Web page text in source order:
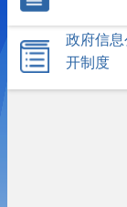
政府信息
开制度